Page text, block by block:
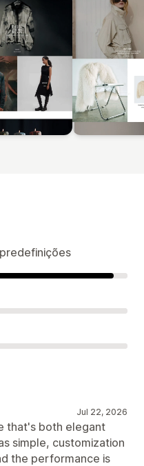
Jul 22, 2026
that's both elegant
simple, customization
the performance is